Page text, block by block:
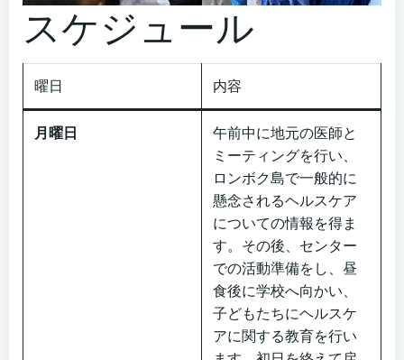
スケジュール
曜日 内容
月曜日
午前中に地元の医師と
ミーティングを行い、
ロンボク島で一般的に
懸念されるヘルスケア
についての情報を得ま
す。その後、センター
での活動準備をし、昼
食後に学校へ向かい、
子どもたちにヘルスケ
アに関する教育を行い